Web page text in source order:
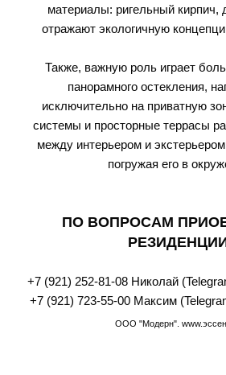
материалы: ригельный кирпич,
отражают экологичную
Также, важную роль играет
панорамного остекления,
исключительно на приватную
системы и просторные террасы
между интерьером и
погружая его в
ПО ВОПРОСАМ
+7 (921) 252-81-08 Николай
+7 (921) 723-55-00Максим
ООО "Модерн".